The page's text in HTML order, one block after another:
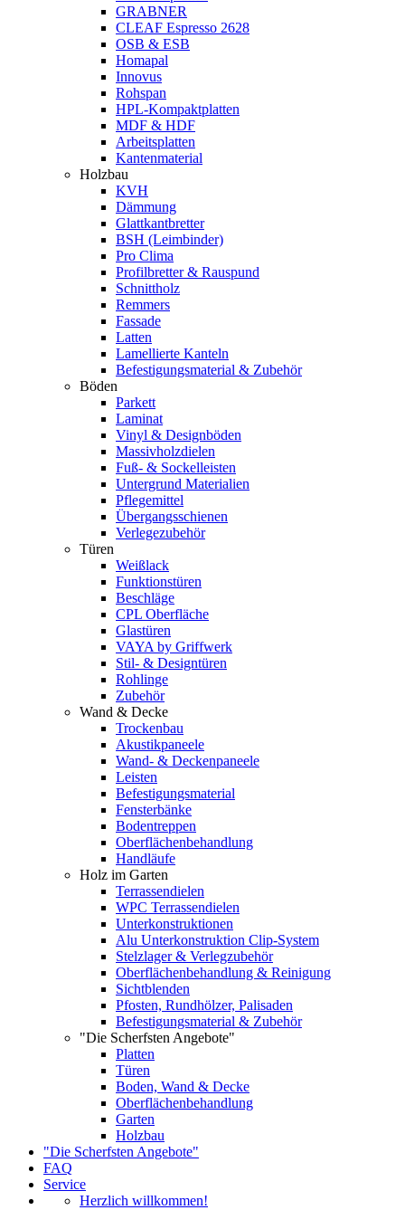
GRABNER
CLEAF Espresso 2628
OSB & ESB
Homapal
Innovus
Rohspan
HPL-Kompaktplatten
MDF & HDF
Arbeitsplatten
Kantenmaterial
Holzbau
KVH
Dämmung
Glattkantbretter
BSH (Leimbinder)
Pro Clima
Profilbretter & Rauspund
Schnittholz
Remmers
Fassade
Latten
Lamellierte Kanteln
Befestigungsmaterial & Zubehör
Böden
Parkett
Laminat
Vinyl & Designböden
Massivholzdielen
Fuß- & Sockelleisten
Untergrund Materialien
Pflegemittel
Übergangsschienen
Verlegezubehör
Türen
Weißlack
Funktionstüren
Beschläge
CPL Oberfläche
Glastüren
VAYA by Griffwerk
Stil- & Designtüren
Rohlinge
Zubehör
Wand & Decke
Trockenbau
Akustikpaneele
Wand- & Deckenpaneele
Leisten
Befestigungsmaterial
Fensterbänke
Bodentreppen
Oberflächenbehandlung
Handläufe
Holz im Garten
Terrassendielen
WPC Terrassendielen
Unterkonstruktionen
Alu Unterkonstruktion Clip-System
Stelzlager & Verlegzubehör
Oberflächenbehandlung & Reinigung
Sichtblenden
Pfosten, Rundhölzer, Palisaden
Befestigungsmaterial & Zubehör
"Die Scherfsten Angebote"
Platten
Türen
Boden, Wand & Decke
Oberflächenbehandlung
Garten
Holzbau
"Die Scherfsten Angebote"
FAQ
Service
Herzlich willkommen!